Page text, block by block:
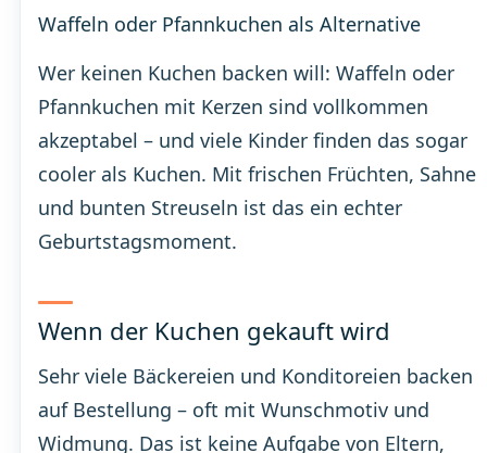
Waffeln oder Pfannkuchen als Alternative
Wer keinen Kuchen backen will: Waffeln oder
Pfannkuchen mit Kerzen sind vollkommen
akzeptabel – und viele Kinder finden das sogar
cooler als Kuchen. Mit frischen Früchten, Sahne
und bunten Streuseln ist das ein echter
Geburtstagsmoment.
Wenn der Kuchen gekauft wird
Sehr viele Bäckereien und Konditoreien backen
auf Bestellung – oft mit Wunschmotiv und
Widmung. Das ist keine Aufgabe von Eltern,